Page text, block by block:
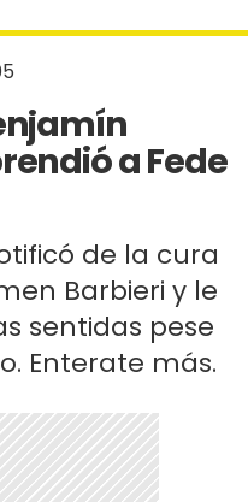
a Fede
de la cura
Barbieri y le
sentidas pese
Enterate más.